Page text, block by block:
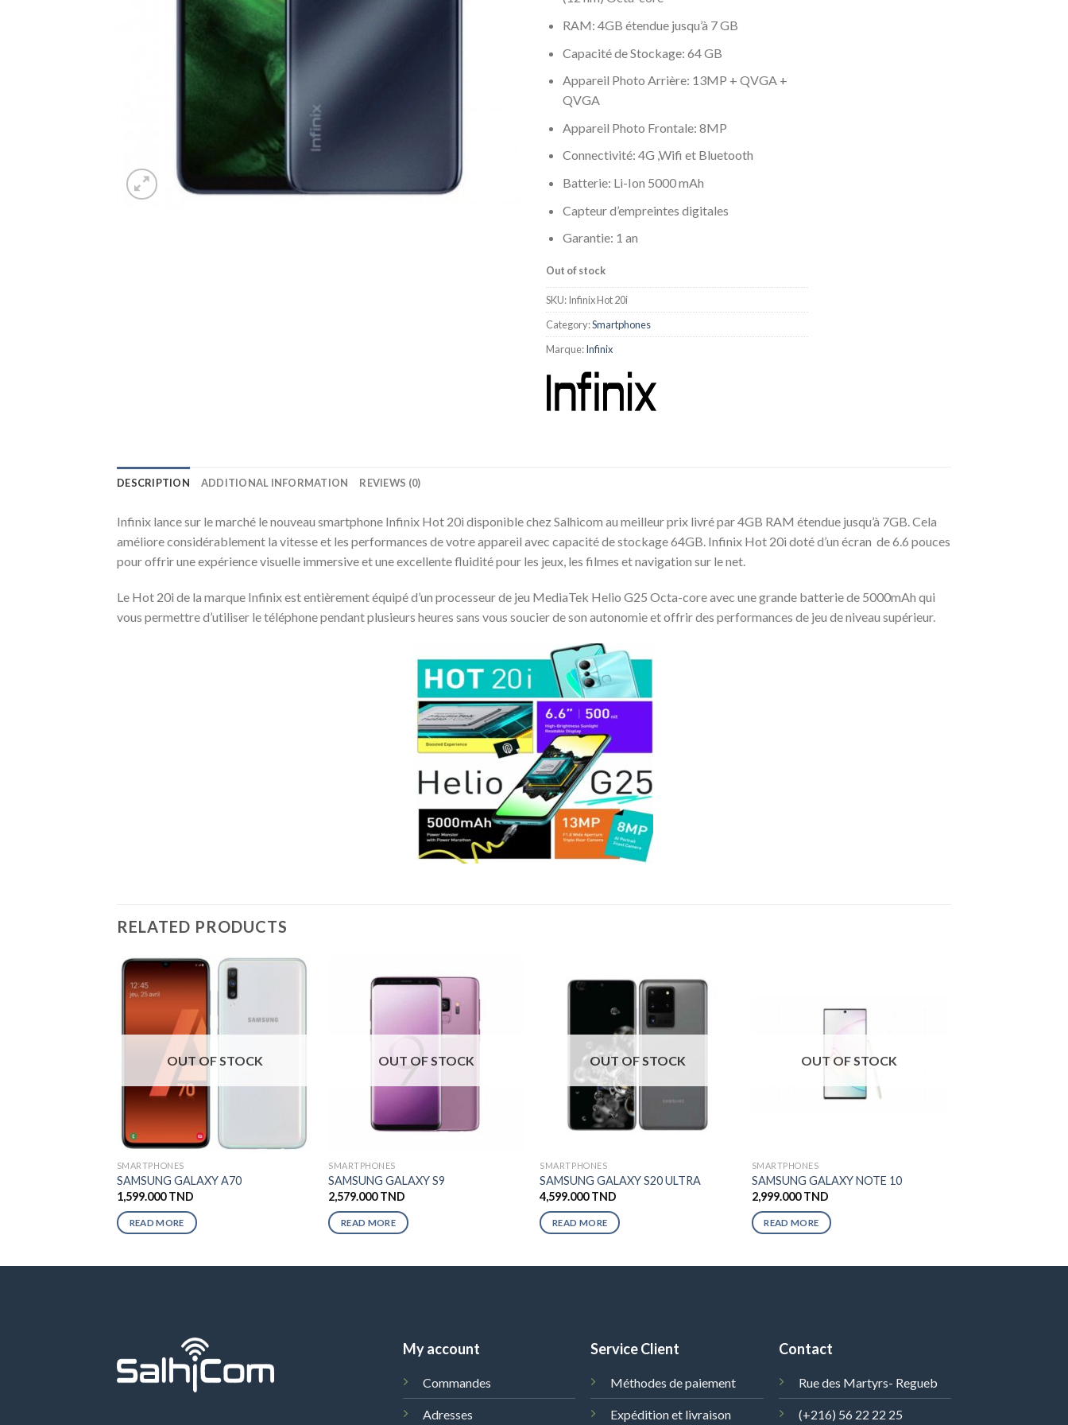
RAM: 4GB étendue jusqu’à 7 GB
Capacité de Stockage: 64 GB
Appareil Photo Arrière: 13MP + QVGA +
QVGA
Appareil Photo Frontale: 8MP
Connectivité: 4G ,Wifi et Bluetooth
Batterie: Li-Ion 5000 mAh
Capteur d’empreintes digitales
Garantie: 1 an
Out of stock
SKU:Infinix Hot 20i
Category:Smartphones
Marque:Infinix
DESCRIPTION ADDITIONAL INFORMATION REVIEWS (0)
Infinix lance sur le marché le nouveau smartphone Infinix Hot 20i disponible chez Salhicom au meilleur prix livré par 4GB RAM étendue jusqu’à 7GB. Cela
améliore considérablement la vitesse et les performances de votre appareil avec capacité de stockage 64GB. Infinix Hot 20i doté d’un écran de 6.6 pouces
pour offrir une expérience visuelle immersive et une excellente fluidité pour les jeux, les filmes et navigation sur le net.
Le Hot 20i de la marque Infinix est entièrement équipé d’un processeur de jeu MediaTek Helio G25 Octa-core avec une grande batterie de 5000mAh qui
vous permettre d’utiliser le téléphone pendant plusieurs heures sans vous soucier de son autonomie et offrir des performances de jeu de niveau supérieur.
RELATED PRODUCTS
OUT OF STOCK
SMARTPHONES
SAMSUNG GALAXY A70
1,599.000TND
READ MORE
OUT OF STOCK
SMARTPHONES
SAMSUNG GALAXY S9
2,579.000TND
READ MORE
OUT OF STOCK
SMARTPHONES
SAMSUNG GALAXY S20 ULTRA
4,599.000TND
READ MORE
OUT OF STOCK
SMARTPHONES
SAMSUNG GALAXY NOTE 10
2,999.000TND
READ MORE
My account
Commandes
Adresses
Service Client
Méthodes de paiement
Expédition et livraison
Contact
Rue des Martyrs- Regueb
(+216) 56 22 22 25